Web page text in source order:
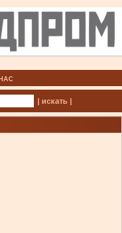
| искать |